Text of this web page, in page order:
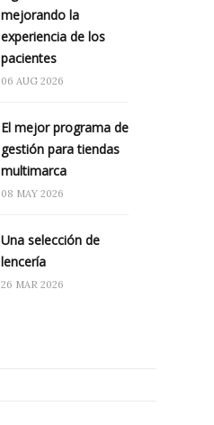
mejorando la
experiencia de los
pacientes
06 AUG 2026
El mejor programa de
gestión para tiendas
multimarca
08 MAY 2026
Una selección de
lencería
26 MAR 2026